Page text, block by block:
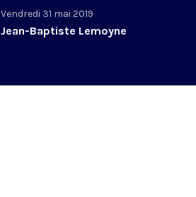
Vendredi 31 mai 2019
Jean-Baptiste Lemoyne